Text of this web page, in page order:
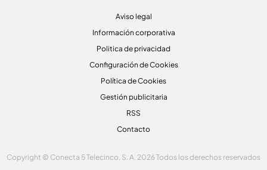
Aviso legal
Información corporativa
Politica de privacidad
Configuración de Cookies
Política de Cookies
Gestión publicitaria
RSS
Contacto
Copyright © Conecta 5 Telecinco, S. A. 2026 Todos los derechos reservados